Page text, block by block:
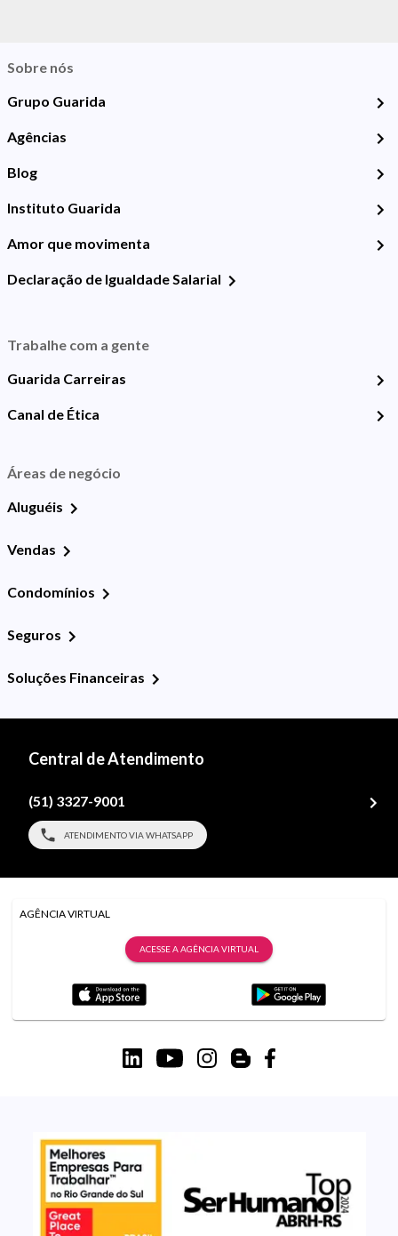
Sobre nós
Grupo Guarida
Agências
Blog
Instituto Guarida
Amor que movimenta
Declaração de Igualdade Salarial
Trabalhe com a gente
Guarida Carreiras
Canal de Ética
Áreas de negócio
Aluguéis
Vendas
Condomínios
Seguros
Soluções Financeiras
Central de Atendimento
(51) 3327-9001
ATENDIMENTO VIA WHATSAPP
AGÊNCIA VIRTUAL
ACESSE A AGÊNCIA VIRTUAL